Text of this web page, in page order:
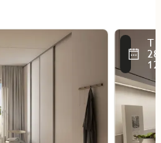
Läs
mer
objekt
11101